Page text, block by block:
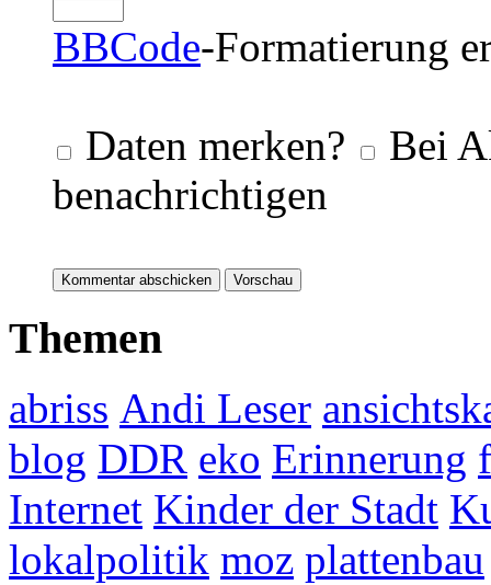
BBCode-Formatierung
Daten merken?
Bei
benachrichtigen
Themen
abriss Andi Leser
blog DDR eko Erinnerung
Internet Kinder der Stadt
lokalpolitik moz plattenbau